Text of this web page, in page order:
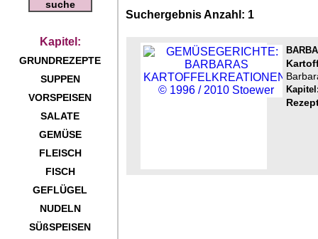
Kapitel:
GRUNDREZEPTE
SUPPEN
VORSPEISEN
SALATE
GEMÜSE
FLEISCH
FISCH
GEFLÜGEL
NUDELN
SÜßSPEISEN
Suchergebnis Anzahl: 1